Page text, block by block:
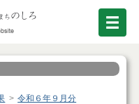
令和６年９月分